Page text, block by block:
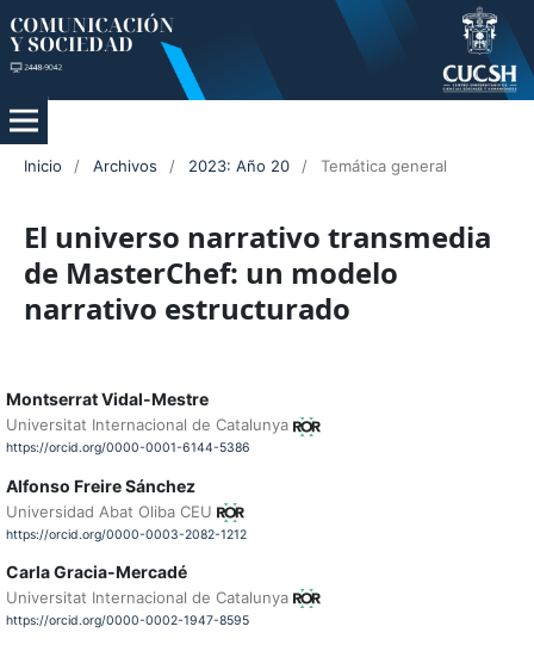
Inicio / Archivos / 2023: Año 20 / Temática general
El universo narrativo transmedia
de MasterChef: un modelo
narrativo estructurado
Montserrat Vidal-Mestre
Universitat Internacional de Catalunya
https://orcid.org/0000-0001-6144-5386
Alfonso Freire Sánchez
Universidad Abat Oliba CEU
https://orcid.org/0000-0003-2082-1212
Carla Gracia-Mercadé
Universitat Internacional de Catalunya
https://orcid.org/0000-0002-1947-8595